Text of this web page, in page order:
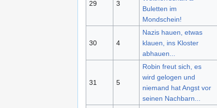
29 3
Buletten im
Mondschein!
30 4
Nazis hauen, etwas
klauen, ins Kloster
abhauen...
31 5
Robin freut sich, es
wird gelogen und
niemand hat Angst vor
seinen Nachbarn...